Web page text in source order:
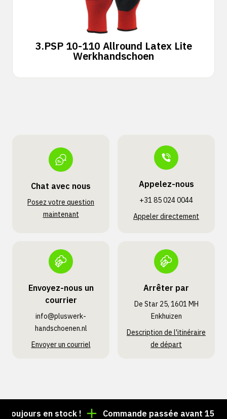
3.PSP 10-110 Allround Latex Lite
Werkhandschoen
Chat avec nous
Posez votre question
maintenant
Appelez-nous
+31 85 024 0044
Appeler directement
Envoyez-nous un
courrier
info@pluswerk­
handschoenen.nl
Envoyer un courriel
Arrêter par
De Star 25, 1601 MH
Enkhuizen
Description de l'itinéraire
de départ
en stock !
Commande passée avant 15 h =